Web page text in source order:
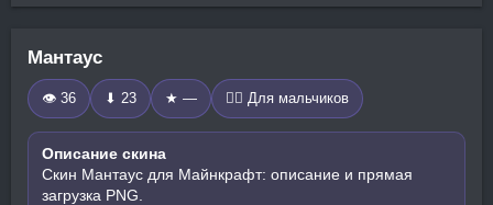
Мантаус
👁 36 ⬇ 23 ★ — 🧍‍♂️ Для мальчиков
Описание скина
Скин Мантаус для Майнкрафт: описание и прямая
загрузка PNG.